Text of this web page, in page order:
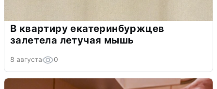
В квартиру екатеринбуржцев
залетела летучая мышь
8 августа 0